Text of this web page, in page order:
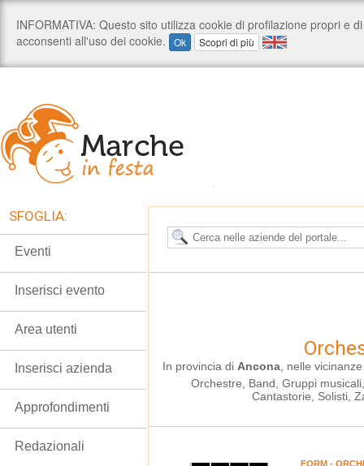
In provincia di Ancona , nelle
Orchestre, Band, Gruppi
Cantastorie, Solisti,
FORM -
SFOGLIA:
Eventi
Inserisci evento
Area utenti
Inserisci azienda
Approfondimenti
Redazionali